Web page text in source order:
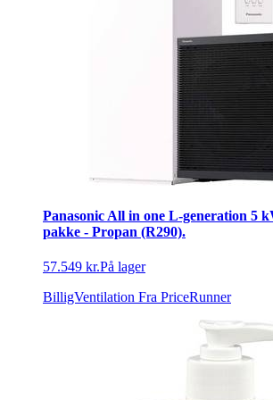
Panasonic All in one L-generation 5
pakke - Propan (R290).
57.549 kr.På lager
BilligVentilation Fra PriceRunner